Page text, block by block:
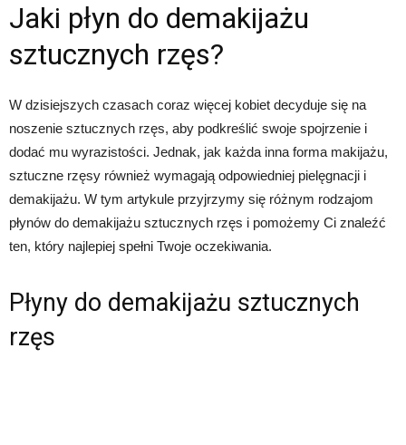
Jaki płyn do demakijażu
sztucznych rzęs?
W dzisiejszych czasach coraz więcej kobiet decyduje się na
noszenie sztucznych rzęs, aby podkreślić swoje spojrzenie i
dodać mu wyrazistości. Jednak, jak każda inna forma makijażu,
sztuczne rzęsy również wymagają odpowiedniej pielęgnacji i
demakijażu. W tym artykule przyjrzymy się różnym rodzajom
płynów do demakijażu sztucznych rzęs i pomożemy Ci znaleźć
ten, który najlepiej spełni Twoje oczekiwania.
Płyny do demakijażu sztucznych
rzęs